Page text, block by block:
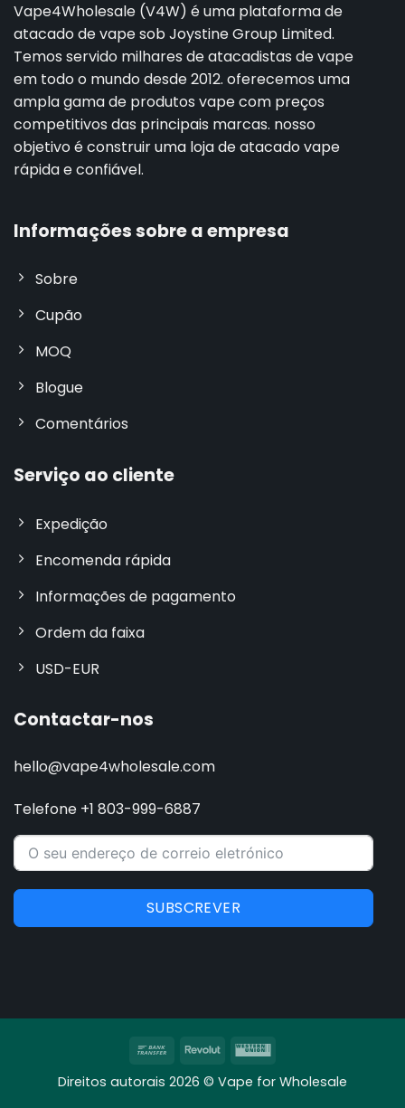
Vape4Wholesale (V4W) é uma plataforma de
atacado de vape sob Joystine Group Limited.
Temos servido milhares de atacadistas de vape
em todo o mundo desde 2012. oferecemos uma
ampla gama de produtos vape com preços
competitivos das principais marcas. nosso
objetivo é construir uma loja de atacado vape
rápida e confiável.
Informações sobre a empresa
Sobre
Cupão
MOQ
Blogue
Comentários
Serviço ao cliente
Expedição
Encomenda rápida
Informações de pagamento
Ordem da faixa
USD-EUR
Contactar-nos
hello@vape4wholesale.com
Telefone +1 803-999-6887
SUBSCREVER
Transferência
RevolutWestern
Direitos autorais 2026 © Vape for Wholesale